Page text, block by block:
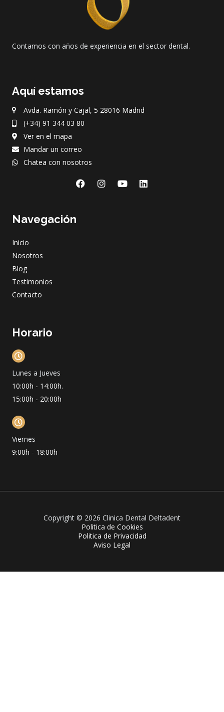
Contamos con años de experiencia en el sector dental.
Aquí estamos
Avda. Ramón y Cajal, 5 28016 Madrid
(+34) 91 344 03 80
Ver en el mapa
Mandar un correo
Chatea con nosotros
F
a
I
n
Y L
Navegación
Inicio
Nosotros
Blog
Testimonios
Contacto
Horario
Lunes a Jueves
10:00h - 14:00h.
15:00h - 20:00h
Viernes
9:00h - 18:00h
Copyright © 2026 Clinica Dental Deltadent
Politica de Cookies
Politica de Privacidad
Aviso Legal